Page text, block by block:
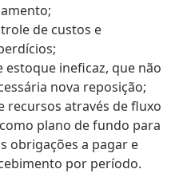
de custos e
ineficaz, que não
nova reposição;
recursos através de fluxo
plano de fundo para
obrigações a pagar e
por período.